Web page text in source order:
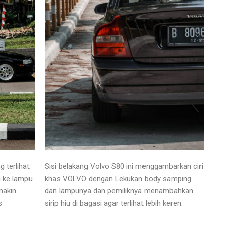
terlihat
ke lampu
Sisi belakang Volvo S80 ini menggambarkan ciri
khas VOLVO dengan Lekukan body samping
dan lampunya dan pemiliknya menambahkan
sirip hiu di bagasi agar terlihat lebih keren.